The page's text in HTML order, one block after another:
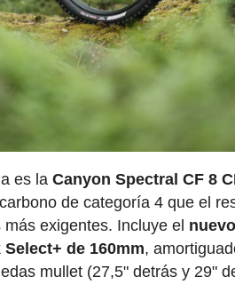
es la Canyon Spectral CF 8
de categoría 4 que el
exigentes. Incluye el
de 160mm,
mullet (27,5" detrás y 29"